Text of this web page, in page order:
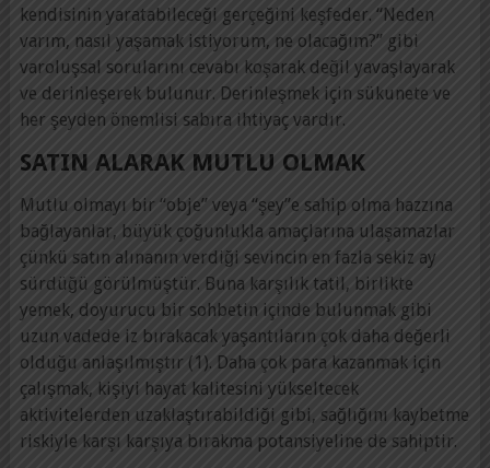
kendisinin yaratabileceği gerçeğini keşfeder. “Neden
varım, nasıl yaşamak istiyorum, ne olacağım?” gibi
varoluşsal sorularını cevabı koşarak değil yavaşlayarak
ve derinleşerek bulunur. Derinleşmek için sükunete ve
her şeyden önemlisi sabıra ihtiyaç vardır.
SATIN ALARAK MUTLU OLMAK
Mutlu olmayı bir “obje” veya “şey”e sahip olma hazzına
bağlayanlar, büyük çoğunlukla amaçlarına ulaşamazlar
çünkü satın alınanın verdiği sevincin en fazla sekiz ay
sürdüğü görülmüştür. Buna karşılık tatil, birlikte
yemek, doyurucu bir sohbetin içinde bulunmak gibi
uzun vadede iz bırakacak yaşantıların çok daha değerli
olduğu anlaşılmıştır (1). Daha çok para kazanmak için
çalışmak, kişiyi hayat kalitesini yükseltecek
aktivitelerden uzaklaştırabildiği gibi, sağlığını kaybetme
riskiyle karşı karşıya bırakma potansiyeline de sahiptir.